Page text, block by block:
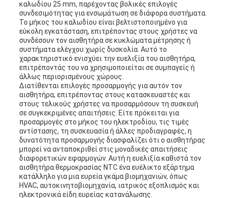
καλωδίου 25 mm, παρέχοντας βολικές επιλογές
συνδεσιμότητας για ενσωμάτωση σε διάφορα συστήματα.
Το μήκος του καλωδίου είναι βελτιστοποιημένο για
εύκολη εγκατάσταση, επιτρέποντας στους χρήστες να
συνδέσουν τον αισθητήρα σε κυκλώματα μέτρησης ή
συστήματα ελέγχου χωρίς δυσκολία. Αυτό το
χαρακτηριστικό ενισχύει την ευελιξία του αισθητήρα,
επιτρέποντάς του να χρησιμοποιείται σε συμπαγείς ή
άλλως περιορισμένους χώρους.
Διατίθενται επιλογές προσαρμογής για αυτόν τον
αισθητήρα, επιτρέποντας στους κατασκευαστές και
στους τελικούς χρήστες να προσαρμόσουν τη συσκευή
σε συγκεκριμένες απαιτήσεις. Είτε πρόκειται για
προσαρμογές στο μήκος του ηλεκτροδίου, τις τιμές
αντίστασης, τη συσκευασία ή άλλες προδιαγραφές, η
δυνατότητα προσαρμογής διασφαλίζει ότι ο αισθητήρας
μπορεί να ανταποκριθεί στις μοναδικές απαιτήσεις
διαφορετικών εφαρμογών. Αυτή η ευελιξία καθιστά τον
αισθητήρα θερμοκρασίας NTC ένα ευέλικτο εξάρτημα
κατάλληλο για μια ευρεία γκάμα βιομηχανιών, όπως
HVAC, αυτοκινητοβιομηχανία, ιατρικός εξοπλισμός και
ηλεκτρονικά είδη ευρείας κατανάλωσης.